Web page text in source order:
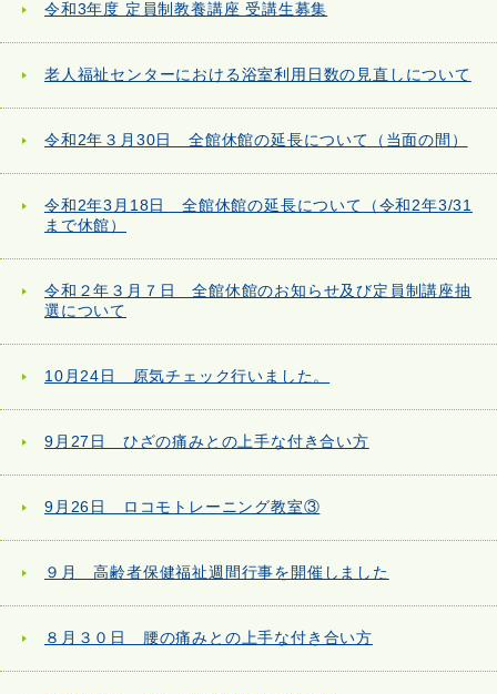
令和3年度 定員制教養講座 受講生募集
老人福祉センターにおける浴室利用日数の見直しについて
令和2年３月30日 全館休館の延長について（当面の間）
令和2年3月18日 全館休館の延長について（令和2年3/31
まで休館）
令和２年３月７日 全館休館のお知らせ及び定員制講座抽
選について
10月24日 原気チェック行いました。
9月27日 ひざの痛みとの上手な付き合い方
9月26日 ロコモトレーニング教室③
９月 高齢者保健福祉週間行事を開催しました
８月３０日 腰の痛みとの上手な付き合い方